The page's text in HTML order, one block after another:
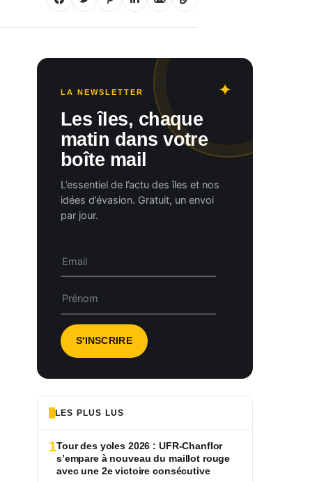
LA NEWSLETTER
Les îles, chaque
matin dans votre
boîte mail
L’essentiel de l’actu des îles et nos
idées d’évasion. Gratuit, un envoi
par jour.
LES PLUS LUS
1Tour des yoles 2026 : UFR-Chanflor
s’empare à nouveau du maillot rouge
avec une 2e victoire consécutive